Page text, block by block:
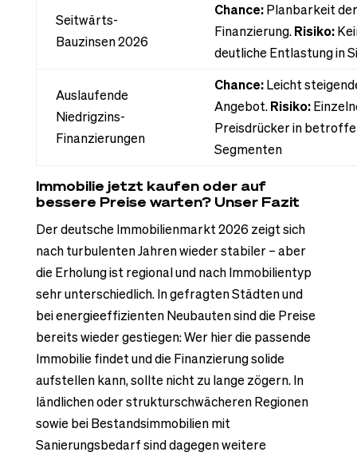
Seitwärts-
Bauzinsen 2026
Chance:Planbarkeit der
Finanzierung.Risiko:
deutliche Entlastung in
Auslaufende
Niedrigzins-
Finanzierungen
Chance:Leicht
Angebot.Risiko:
Preisdrücker in
Segmenten
Immobilie jetzt kaufen oder auf
bessere Preise warten? Unser Fazit
Der deutsche Immobilienmarkt 2026 zeigt sich
nach turbulenten Jahren wieder stabiler – aber
die Erholung ist regional und nach Immobilientyp
sehr unterschiedlich. In gefragten Städten und
bei energieeffizienten Neubauten sind die Preise
bereits wieder gestiegen: Wer hier die passende
Immobilie findet und die Finanzierung solide
aufstellen kann, sollte nicht zu lange zögern. In
ländlichen oder strukturschwächeren Regionen
sowie bei Bestandsimmobilien mit
Sanierungsbedarf sind dagegen weitere